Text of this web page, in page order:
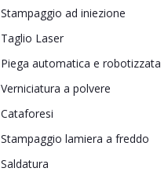
Stampaggio ad iniezione
Taglio Laser
Piega automatica e robotizzata
Verniciatura a polvere
Cataforesi
Stampaggio lamiera a freddo
Saldatura